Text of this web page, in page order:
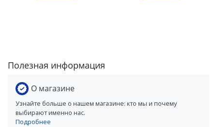
Полезная информация
О магазине
Узнайте больше о нашем магазине: кто мы и почему
выбирают именно нас.
Подробнее